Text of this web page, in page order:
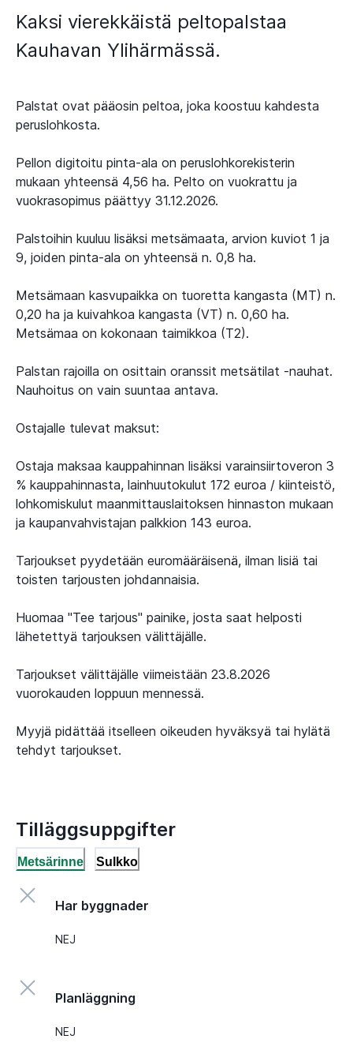
Kaksi vierekkäistä peltopalstaa
Kauhavan Ylihärmässä.
Palstat ovat pääosin peltoa, joka koostuu kahdesta
peruslohkosta.
Pellon digitoitu pinta-ala on peruslohkorekisterin
mukaan yhteensä 4,56 ha. Pelto on vuokrattu ja
vuokrasopimus päättyy 31.12.2026.
Palstoihin kuuluu lisäksi metsämaata, arvion kuviot 1 ja
9, joiden pinta-ala on yhteensä n. 0,8 ha.
Metsämaan kasvupaikka on tuoretta kangasta (MT) n.
0,20 ha ja kuivahkoa kangasta (VT) n. 0,60 ha.
Metsämaa on kokonaan taimikkoa (T2).
Palstan rajoilla on osittain oranssit metsätilat -nauhat.
Nauhoitus on vain suuntaa antava.
Ostajalle tulevat maksut:
Ostaja maksaa kauppahinnan lisäksi varainsiirtoveron 3
% kauppahinnasta, lainhuutokulut 172 euroa / kiinteistö,
lohkomiskulut maanmittauslaitoksen hinnaston mukaan
ja kaupanvahvistajan palkkion 143 euroa.
Tarjoukset pyydetään euromääräisenä, ilman lisiä tai
toisten tarjousten johdannaisia.
Huomaa "Tee tarjous" painike, josta saat helposti
lähetettyä tarjouksen välittäjälle.
Tarjoukset välittäjälle viimeistään 23.8.2026
vuorokauden loppuun mennessä.
Myyjä pidättää itselleen oikeuden hyväksyä tai hylätä
tehdyt tarjoukset.
Tilläggsuppgifter
Metsärinne Sulkko
Har byggnader
NEJ
Planläggning
NEJ